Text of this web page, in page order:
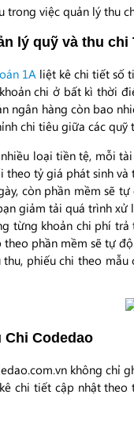
trong việc quản lý thu
lý quỹ và thu chi
1A liệt kê chi tiết số
chi ở bất kì thời
ngân hàng còn bao
chi tiêu giữa các quỹ
loại tiền tệ, mỗi
tỷ giá phát sinh
còn phần mềm sẽ
giảm tải quá trình xử
từng khoản chi phí
phần mềm sẽ tự
phiếu chi theo
Chi Codedao
không chỉ
chi tiết cập nhật